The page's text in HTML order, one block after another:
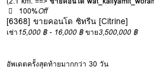
100%Off
[6368] ขายคอนโด ซิทรีน [Citrine]
เช่า15,000 ฿ - 16,000 ฿ ขาย3,500,000 ฿
อัพเดตครั้งสุดท้ายมากกว่า 30 วัน